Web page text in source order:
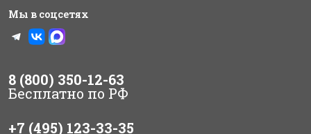
Мы в соцсетях
8 (800) 350-12-63
Бесплатно по РФ
+7 (495) 123-33-35